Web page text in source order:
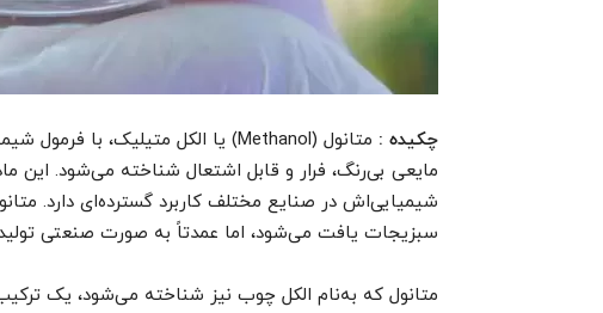
چکیده :
مایعی بی‌رنگ، فرار و قابل اشتعال شناخته می‌شود. این
شیمیایی‌اش در صنایع مختلف کاربرد گسترده‌ای دارد.
سبزیجات یافت می‌شود، اما عمدتاً به صورت صنعتی